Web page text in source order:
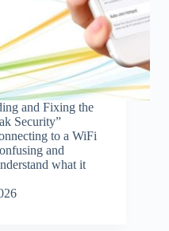
and Fixing the
Security”
to a WiFi
and
what it